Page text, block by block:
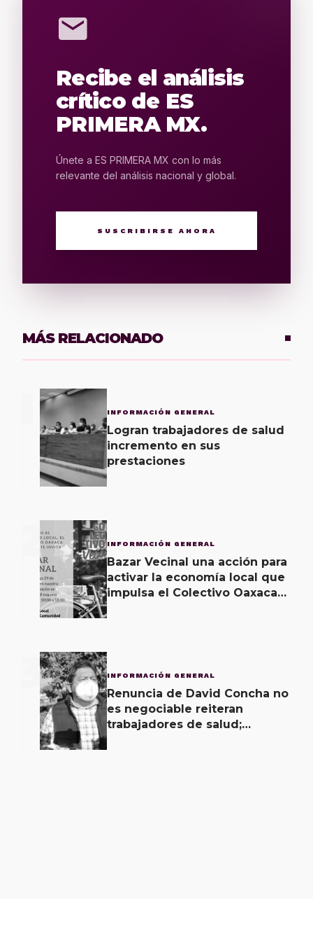
mail
Recibe el análisis
crítico de ES
PRIMERA MX.
Únete a ES PRIMERA MX con lo más
relevante del análisis nacional y global.
SUSCRIBIRSE AHORA
MÁS RELACIONADO
INFORMACIÓN GENERAL
Logran trabajadores de salud
incremento en sus
prestaciones
2 INFORMACIÓN GENERAL
Bazar Vecinal una acción para
activar la economía local que
impulsa el Colectivo Oaxaca
3 INFORMACIÓN GENERAL
Renuncia de David Concha no
es negociable reiteran
trabajadores de salud;